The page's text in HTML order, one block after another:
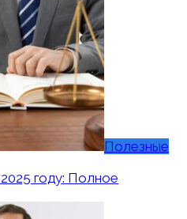
Полезные
году: Полное